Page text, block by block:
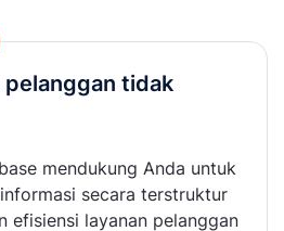
pelanggan tidak
mendukung Anda untuk
secara terstruktur
efisiensi layanan pelanggan